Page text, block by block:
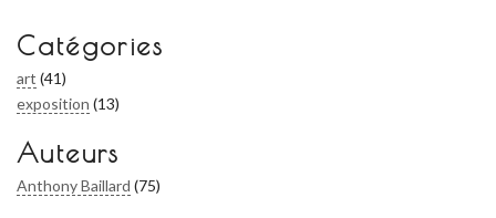
Catégories
art (41)
exposition (13)
Auteurs
Anthony Baillard (75)